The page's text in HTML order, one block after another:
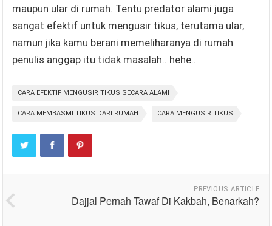
maupun ular di rumah. Tentu predator alami juga
sangat efektif untuk mengusir tikus, terutama ular,
namun jika kamu berani memeliharanya di rumah
penulis anggap itu tidak masalah.. hehe..
CARA EFEKTIF MENGUSIR TIKUS SECARA ALAMI
CARA MEMBASMI TIKUS DARI RUMAH CARA MENGUSIR TIKUS
PREVIOUS ARTICLE
Dajjal Pernah Tawaf Di Kakbah, Benarkah?